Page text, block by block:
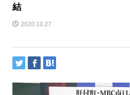
結
2020.10.27